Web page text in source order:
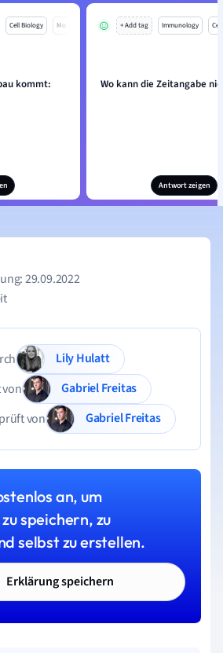
Cell Biology Mo
kommt:
+ Add tag Immunology
Wo kann die Zeitangabe
Antwort zeigen
29.09.2022
Lily Hulatt
Gabriel Freitas
von
Gabriel Freitas
an, um
speichern, zu
selbst zu erstellen.
Erklärung speichern